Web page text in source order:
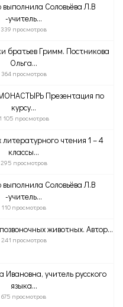
Соловьёва Л.В
-учитель...
339 просмотров
братьев Гримм. Постникова
Ольга...
364 просмотров
Презентация по
курсу...
1 105 просмотров
чтения 1 – 4
классы...
295 просмотров
Соловьёва Л.В
-учитель...
110 просмотров
животных. Автор...
241 просмотров
Ивановна, учитель русского
языка...
675 просмотров